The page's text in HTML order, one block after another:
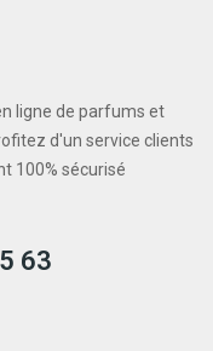
ligne de parfums et
d'un service clients
100% sécurisé
63